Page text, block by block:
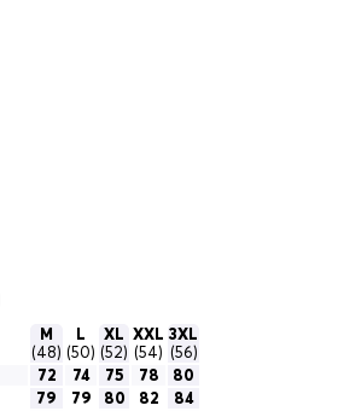
M
(48)
L
(50)
XL
(52)
XXL
(54)
3XL
(56)
72 74 75 78
80
79 79 80 82
84